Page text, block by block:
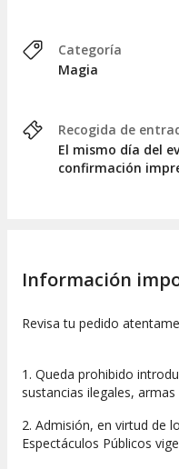
Categoría
Magia
Recogida de
El mismo día del
confirmación
Información
Revisa tu pedido
1. Queda prohibido
sustancias ilegales,
2. Admisión, en virtud de
Espectáculos Públicos